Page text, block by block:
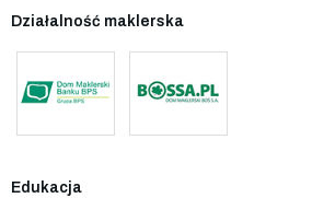
Działalność maklerska
Edukacja